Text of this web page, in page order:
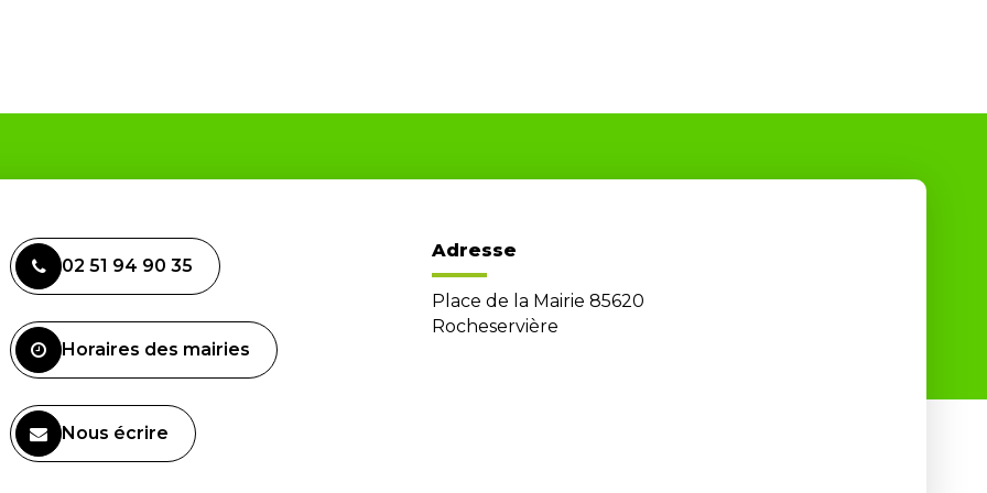
02 51 94 90 35
Horaires des mairies
Nous écrire
Adresse
Place de la Mairie 85620
Rocheservière